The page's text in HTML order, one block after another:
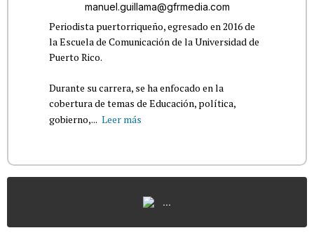
manuel.guillama@gfrmedia.com
Periodista puertorriqueño, egresado en 2016 de
la Escuela de Comunicación de la Universidad de
Puerto Rico.
Durante su carrera, se ha enfocado en la
cobertura de temas de Educación, política,
gobierno,... Leer más
...